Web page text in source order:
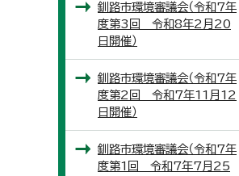
釧路市環境審議会（令和7年
度第3回 令和8年2月20
日開催）
釧路市環境審議会（令和7年
度第2回 令和7年11月12
日開催）
釧路市環境審議会（令和7年
度第1回 令和7年7月25